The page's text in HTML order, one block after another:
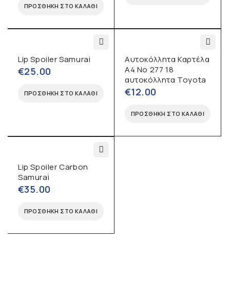
ΠΡΟΣΘΉΚΗ ΣΤΟ ΚΑΛΆΘΙ
Lip Spoiler Samurai
€25.00
ΠΡΟΣΘΉΚΗ ΣΤΟ ΚΑΛΆΘΙ
Αυτοκόλλητα Καρτέλα
Α4 No 277 18
αυτοκόλλητα Toyota
€12.00
ΠΡΟΣΘΉΚΗ ΣΤΟ ΚΑΛΆΘΙ
Lip Spoiler Carbon
Samurai
€35.00
ΠΡΟΣΘΉΚΗ ΣΤΟ ΚΑΛΆΘΙ